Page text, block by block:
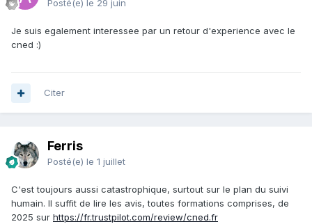
Posté(e) le 29 juin
Je suis egalement interessee par un retour d'experience avec le
cned :)
Citer
Ferris
Posté(e) le 1 juillet
C'est toujours aussi catastrophique, surtout sur le plan du suivi
humain. Il suffit de lire les avis, toutes formations comprises, de
2025 sur https://fr.trustpilot.com/review/cned.fr